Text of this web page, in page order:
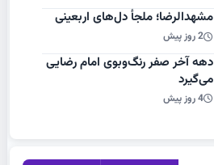
مشهد‌الرضا؛ ملجأ دل‌های اربعینی
2 روز پیش
دهه آخر صفر رنگ‌وبوی امام رضایی
می‌گیرد
4 روز پیش